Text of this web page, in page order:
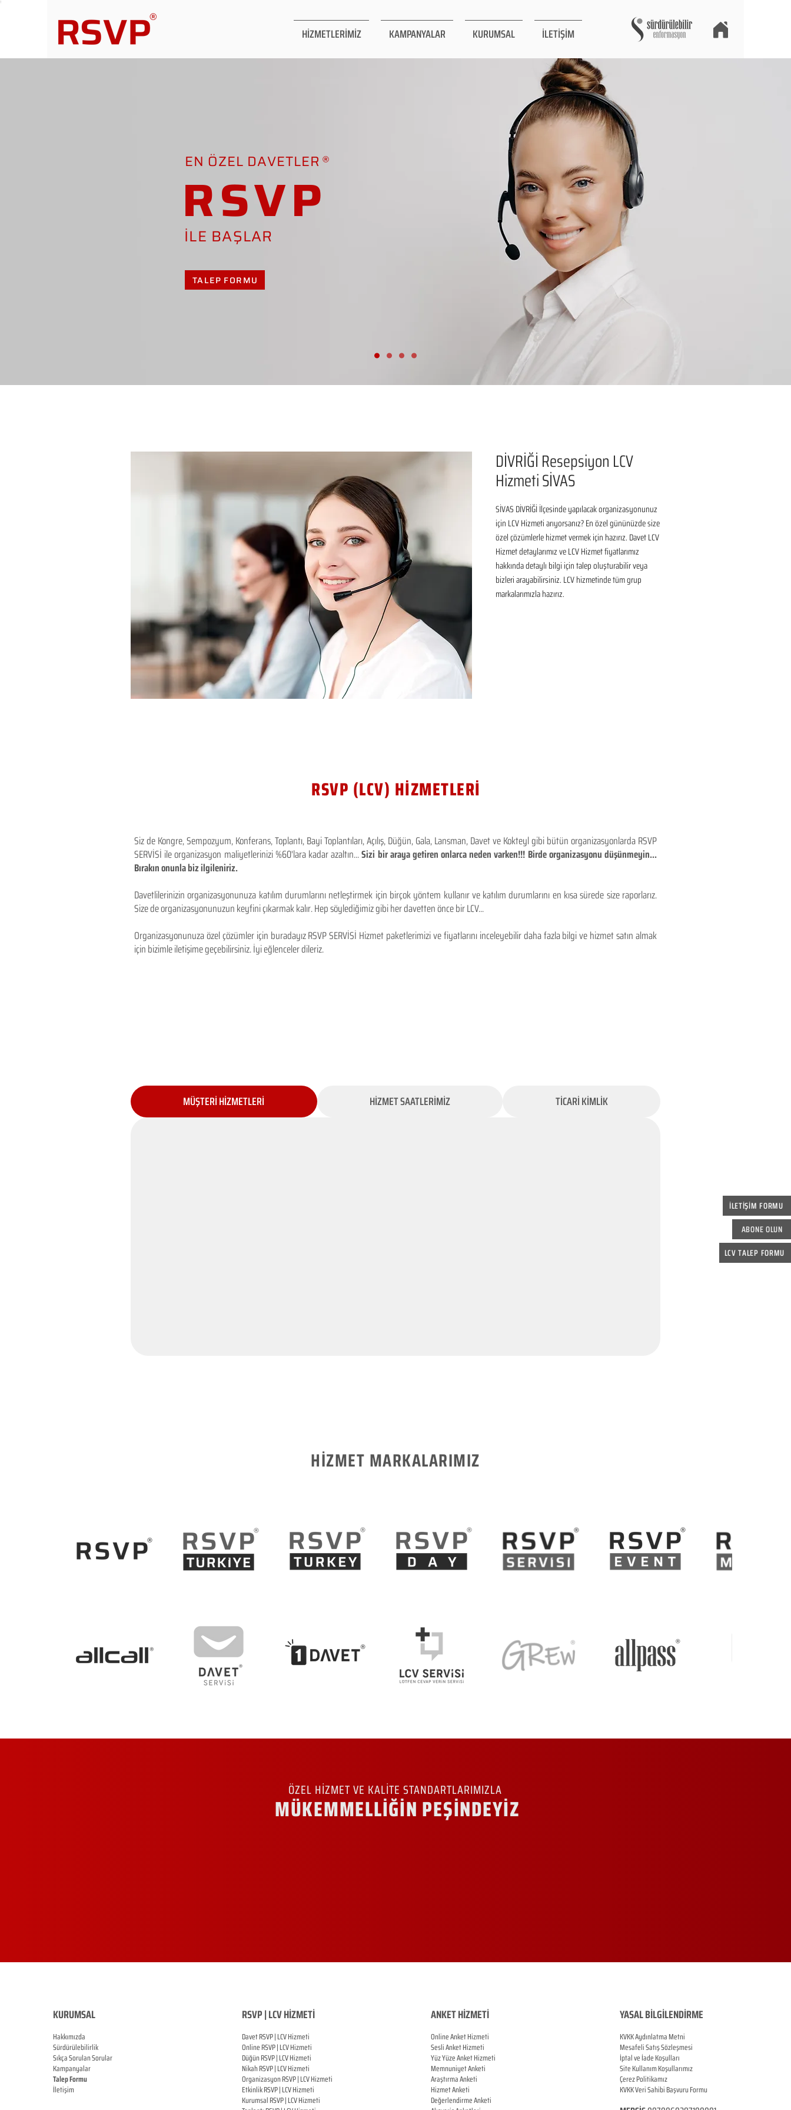
HİZMETLERİMİZ KAMPANYALAR KURUMSAL İLETİŞİM
İLETİŞİM FORMU
ABONE OLUN
LCV TALEP FORMU
EN ÖZEL DAVETLER
RSVP
İLE BAŞLAR
TALEP FORMU
DİVRİĞİ Resepsiyon LCV
Hizmeti SİVAS
SİVAS DİVRİĞİ İlçesinde yapılacak organizasyonunuz
için LCV Hizmeti arıyorsanız? En özel gününüzde size
özel çözümlerle hizmet vermek için hazırız. Davet LCV
Hizmet detaylarımız ve LCV Hizmet fiyatlarımız
hakkında detaylı bilgi için talep oluşturabilir veya
bizleri arayabilirsiniz. LCV hizmetinde tüm grup
markalarımızla hazırız.
RSVP (LCV) HİZMETLERİ
Siz de Kongre, Sempozyum, Konferans, Toplantı, Bayi Toplantıları, Açılış, Düğün, Gala, Lansman, Davet ve Kokteyl gibi bütün organizasyonlarda RSVP
SERVİSİ ile organizasyon maliyetlerinizi %60'lara kadar azaltın...Sizi bir araya getiren onlarca neden varken!!! Birde organizasyonu düşünmeyin...
Bırakın onunla biz ilgileniriz.
Davetlilerinizin organizasyonunuza katılım durumlarını netleştirmek için birçok yöntem kullanır ve katılım durumlarını en kısa sürede size raporlarız.
Size de organizasyonunuzun keyfini çıkarmak kalır. Hep söylediğimiz gibi her davetten önce bir LCV...
Organizasyonunuza özel çözümler için buradayız RSVP SERVİSİ Hizmet paketlerimizi ve fiyatlarını inceleyebilir daha fazla bilgi ve hizmet satın almak
için bizimle iletişime geçebilirsiniz. İyi eğlenceler dileriz.
MÜŞTERİ HİZMETLERİ HİZMET SAATLERİMİZ TİCARİ KİMLİK
HİZMET MARKALARIMIZ
ÖZEL HİZMET VE KALİTE STANDARTLARIMIZLA
MÜKEMMELLİĞİN PEŞİNDEYİZ
KURUMSAL
Hakkımızda
Sürdürülebilirlik
Sıkça Sorulan Sorular
Kampanyalar
Talep Formu
İletişim
RSVP | LCV HİZMETİ
Davet RSVP | LCV Hizmeti
OnlineRSVP |LCV Hizmeti
DüğünRSVP |LCV Hizmeti
NikahRSVP |LCV Hizmeti
OrganizasyonRSVP |LCV Hizmeti
EtkinlikRSVP |LCV Hizmeti
KurumsalRSVP |LCV Hizmeti
ANKET HİZMETİ
Online Anket Hizmeti
Sesli Anket Hizmeti
Yüz Yüze Anket Hizmeti
Memnuniyet Anketi
Araştırma Anketi
Hizmet Anketi
Değerlendirme Anketi
YASAL BİLGİLENDİRME
KVKK Aydınlatma Metni
Mesafeli Satış Sözleşmesi
İptal ve İade Koşulları
Site Kullanım Koşullarımız
Çerez Politikamız
KVKK Veri Sahibi Başvuru Formu